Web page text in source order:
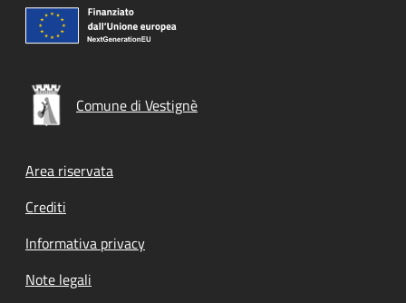
Comune di Vestignè
Footer menu
Area riservata
Crediti
Informativa privacy
Note legali